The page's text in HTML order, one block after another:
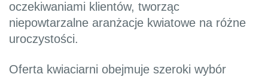
oczekiwaniami klientów, tworząc
niepowtarzalne aranżacje kwiatowe na różne
uroczystości.
Oferta kwiaciarni obejmuje szeroki wybór